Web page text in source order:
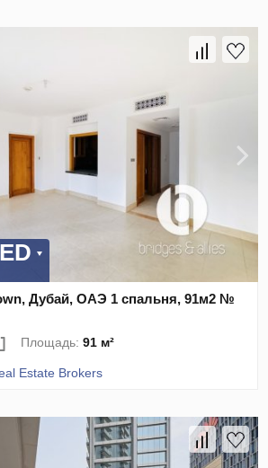
Дубай, ОАЭ 1 спальня, 91м2 №
Площадь:91 м²
Estate Brokers